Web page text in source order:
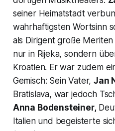
seiner Heimatstadt
wahrhaftigsten Wortsinn
als Dirigent große
nur in Rijeka, sondern
Kroatien. Er war zudem
Gemisch: Sein Vater,Jan
Bratislava, war jedoch
Anna Bodensteiner,
Italien und begeisterte